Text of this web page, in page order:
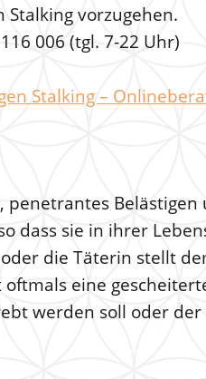
vorzugehen.
006 (tgl. 7-22 Uhr)
Stalking –
Belästigen
dass sie in ihrer
die Täterin stellt
eine
werden soll oder der